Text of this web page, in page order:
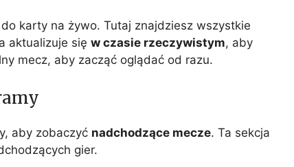
karty na żywo. Tutaj znajdziesz wszystkie
aktualizuje się w czasie rzeczywistym, aby
mecz, aby zacząć oglądać od razu.
aby zobaczyć nadchodzące mecze. Ta sekcja
gier.